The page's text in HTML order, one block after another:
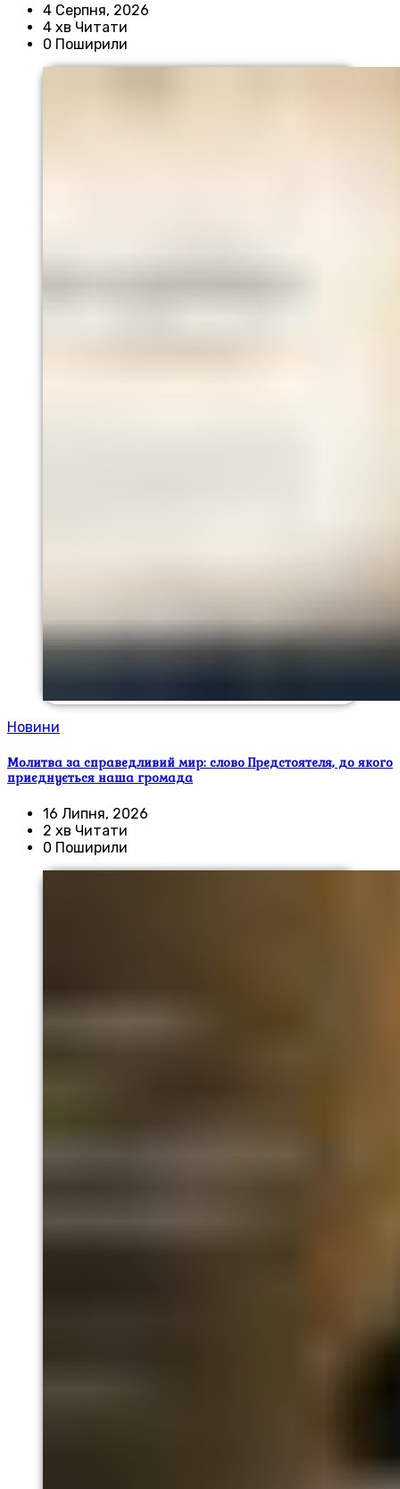
4 Серпня, 2026
4 хв Читати
0 Поширили
Новини
Молитва за справедливий мир: слово Предстоятеля, до якого
приєднується наша громада
16 Липня, 2026
2 хв Читати
0 Поширили